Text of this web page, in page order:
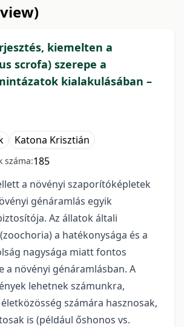
kiemelten a
scrofa) szerepe a
kialakulásában –
Katona Krisztián
száma:185
a növényi szaporítóképletek
génáramlás egyik
Az állatok általi
a hatékonysága és a
nagysága miatt fontos
a növényi génáramlásban. A
lehetnek számunkra,
számára hasznosak,
is (például őshonos vs.